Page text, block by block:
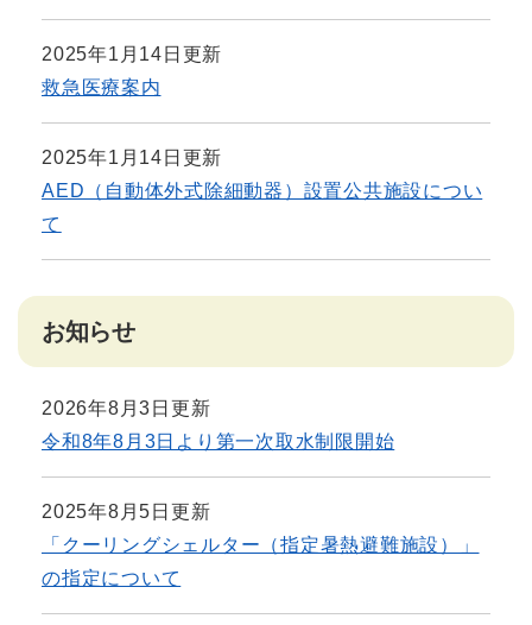
2025年1月14日更新
救急医療案内
2025年1月14日更新
AED（自動体外式除細動器）設置公共施設につい
て
お知らせ
2026年8月3日更新
令和8年8月3日より第一次取水制限開始
2025年8月5日更新
「クーリングシェルター（指定暑熱避難施設）」
の指定について